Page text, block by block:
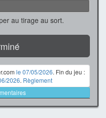
au tirage au sort.
le 07/05/2026. Fin du jeu :
2026. Règlement